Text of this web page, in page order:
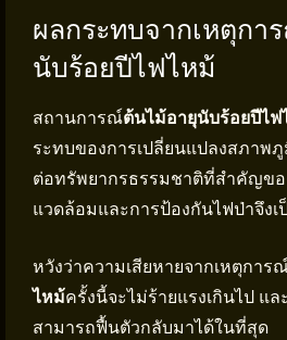
ผลกระทบจากเหตุกา
นับร้อยปีไฟไหม้
สถานการณ์ต้นไม้อายุนับร้อยปีไฟ
ระทบของการเปลี่ยนแปลงสภาพ
ต่อทรัพยากรธรรมชาติที่สำคัญขอ
แวดล้อมและการป้องกันไฟป่าจึง
หวังว่าความเสียหายจากเหตุการ
ไหม้ครั้งนี้จะไม่ร้ายแรงเกินไป แล
สามารถฟื้นตัวกลับมาได้ในที่สุด